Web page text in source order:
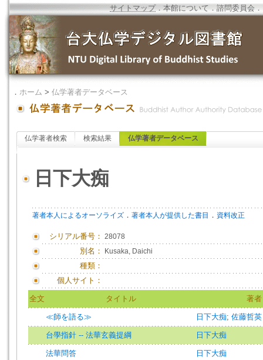
サイトマップ．本館について ．諮問委員会 ．
． ホーム > 仏学著者データベース
仏学著者検索 検索結果 仏学著者データベース
日下大痴
著者本人によるオーソライズ ． 著者本人が提供した書目 ． 資料改正
シリアル番号： 28078
別名： Kusaka, Daichi
種類：
個人サイト：
全文 タイトル 著者
≪師を語る≫ 日下大痴; 佐藤哲英
台學指針 -- 法華玄義提綱 日下大痴
法華問答 日下大痴